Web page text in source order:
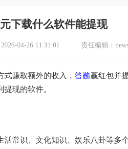
下载什么软件能提现
2026-04-26 11:31:01 责任编辑：
赚取额外的收入， 答题赢红包并
现的软件。
常识、文化知识、娱乐八卦等多